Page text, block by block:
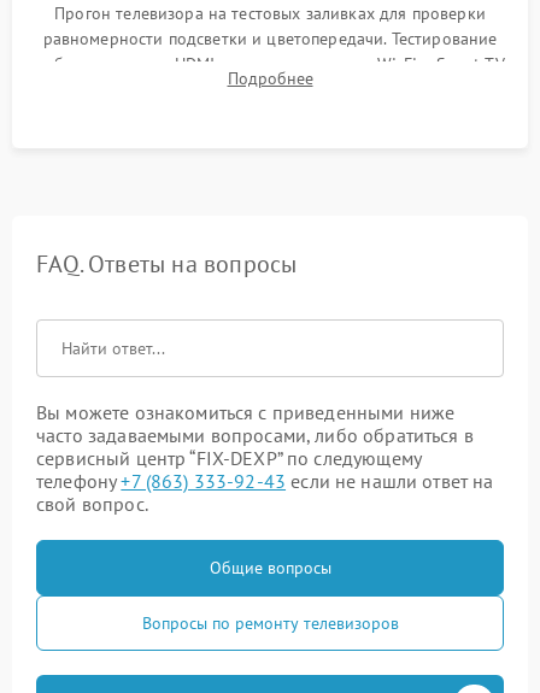
Прогон телевизора на тестовых заливках для проверки
равномерности подсветки и цветопередачи. Тестирование
работы разъемов HDMI, динамиков, модуля Wi-Fi и Smart TV
в рабочем режиме в течение нескольких часов.
Подробнее
FAQ. Ответы на вопросы
Вы можете ознакомиться с приведенными ниже
часто задаваемыми вопросами, либо обратиться в
сервисный центр “FIX-DEXP” по следующему
телефону+7 (863) 333-92-43 если не нашли ответ на
свой вопрос.
Общие вопросы
Вопросы по ремонту телевизоров